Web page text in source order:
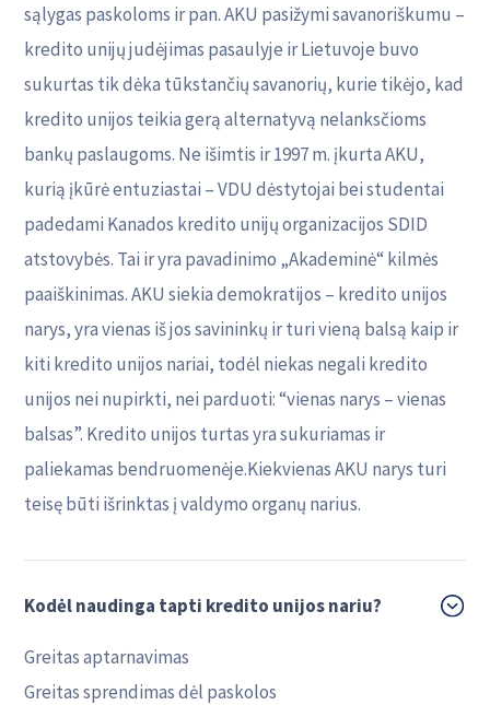
sąlygas paskoloms ir pan. AKU pasižymi savanoriškumu –
kredito unijų judėjimas pasaulyje ir Lietuvoje buvo
sukurtas tik dėka tūkstančių savanorių, kurie tikėjo, kad
kredito unijos teikia gerą alternatyvą nelanksčioms
bankų paslaugoms. Ne išimtis ir 1997 m. įkurta AKU,
kurią įkūrė entuziastai – VDU dėstytojai bei studentai
padedami Kanados kredito unijų organizacijos SDID
atstovybės. Tai ir yra pavadinimo „Akademinė“ kilmės
paaiškinimas. AKU siekia demokratijos – kredito unijos
narys, yra vienas iš jos savininkų ir turi vieną balsą kaip ir
kiti kredito unijos nariai, todėl niekas negali kredito
unijos nei nupirkti, nei parduoti: “vienas narys – vienas
balsas”. Kredito unijos turtas yra sukuriamas ir
paliekamas bendruomenėje.Kiekvienas AKU narys turi
teisę būti išrinktas į valdymo organų narius.
Kodėl naudinga tapti kredito unijos nariu?
Greitas aptarnavimas
Greitas sprendimas dėl paskolos